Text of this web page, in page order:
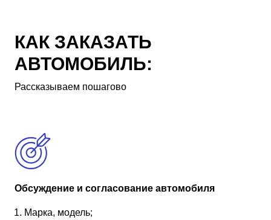
КАК ЗАКАЗАТЬ
АВТОМОБИЛЬ:
Рассказываем пошагово
Обсуждение и согласование автомобиля
Марка, модель;